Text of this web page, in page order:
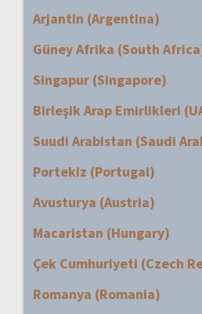
Arjantin (Argentina)
Güney Afrika (South
Singapur (Singapore)
Birleşik Arap Emirlikleri
Suudi Arabistan (Saudi
Portekiz (Portugal)
Avusturya (Austria)
Macaristan (Hungary)
Çek Cumhuriyeti (Czech
Romanya (Romania)